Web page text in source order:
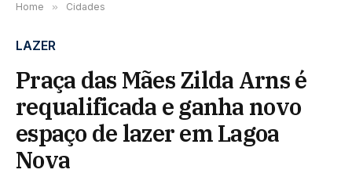
Home » Cidades
LAZER
Praça das Mães Zilda Arns é
requalificada e ganha novo
espaço de lazer em Lagoa
Nova